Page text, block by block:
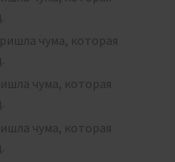
чума, которая
чума, которая
чума, которая